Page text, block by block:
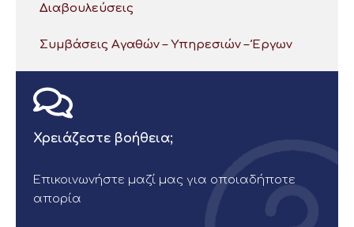
Διαβουλεύσεις
Συμβάσεις Αγαθών – Υπηρεσιών – Έργων
Χρειάζεστε βοήθεια;
Επικοινωνήστε μαζί μας για οποιαδήποτε
απορία